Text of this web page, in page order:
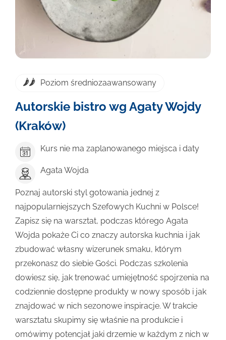
Poziom średniozaawansowany
Autorskie bistro wg Agaty Wojdy
(Kraków)
Poznaj autorski styl gotowania jednej z
najpopularniejszych Szefowych Kuchni w Polsce!
Zapisz się na warsztat, podczas którego Agata
Wojda pokaże Ci co znaczy autorska kuchnia i jak
zbudować własny wizerunek smaku, którym
przekonasz do siebie Gości. Podczas szkolenia
dowiesz się, jak trenować umiejętność spojrzenia na
codziennie dostępne produkty w nowy sposób i jak
znajdować w nich sezonowe inspiracje. W trakcie
warsztatu skupimy się właśnie na produkcie i
omówimy potencjał jaki drzemie w każdym z nich w
Kurs nie ma zaplanowanego miejsca i daty
Agata Wojda